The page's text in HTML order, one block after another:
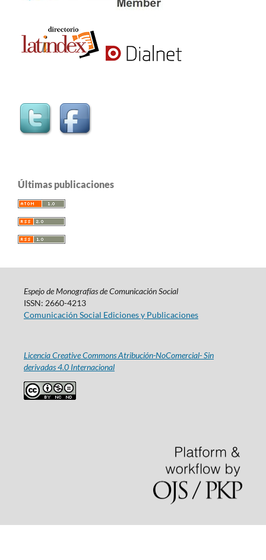
Últimas publicaciones
Espejo de Monografías de Comunicación Social
ISSN: 2660-4213
Comunicación Social Ediciones y Publicaciones
Licencia Creative Commons Atribución-NoComercial- Sin
derivadas 4.0 Internacional